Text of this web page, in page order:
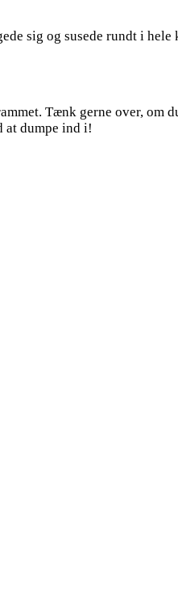
sig og susede rundt i
Tænk gerne over, om
at dumpe ind i!